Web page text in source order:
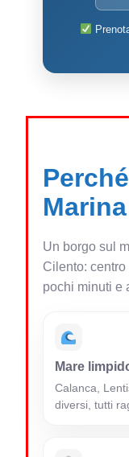
Un borgo sul
Cilento:
pochi minuti e
Mare
Calanca,
diversi, tutti